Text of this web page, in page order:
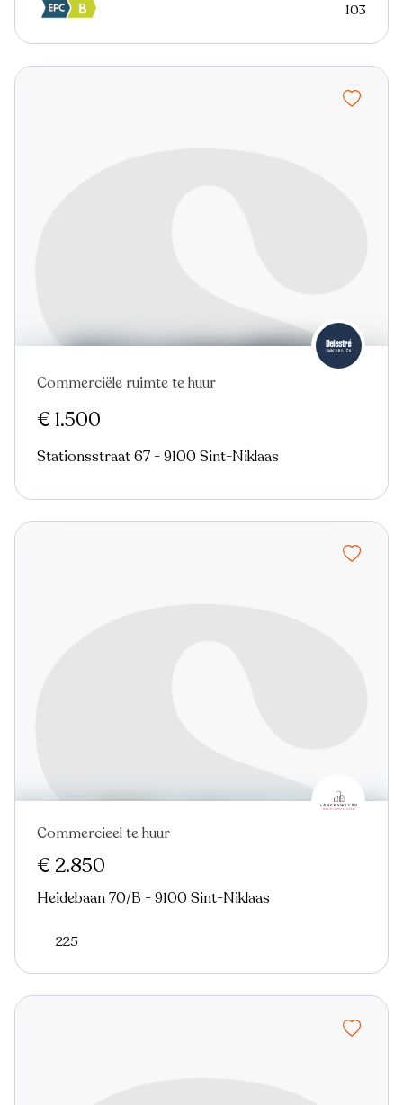
103
Commerciële ruimte te huur
€ 1.500
Stationsstraat 67 - 9100 Sint-Niklaas
Commercieel te huur
€ 2.850
Heidebaan 70/B - 9100 Sint-Niklaas
225